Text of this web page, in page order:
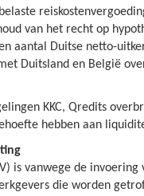
van het recht op
aantal Duitse netto-
Duitsland en België
KKC, Qredits
hebben aan
is vanwege de
die worden